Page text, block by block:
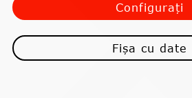
Configurați
Fișa cu date